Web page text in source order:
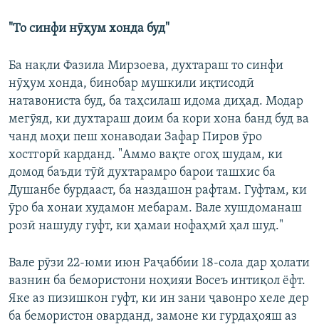
"То синфи нӯҳум хонда буд"
Ба нақли Фазила Мирзоева, духтараш то синфи
нӯҳум хонда, бинобар мушкили иқтисодӣ
натавониста буд, ба таҳсилаш идома диҳад. Модар
мегӯяд, ки духтараш доим ба кори хона банд буд ва
чанд моҳи пеш хонаводаи Зафар Пиров ӯро
хостгорӣ карданд. "Аммо вақте огоҳ шудам, ки
домод баъди тӯй духтарамро барои ташхис ба
Душанбе бурдааст, ба наздашон рафтам. Гуфтам, ки
ӯро ба хонаи худамон мебарам. Вале хушдоманаш
розӣ нашуду гуфт, ки ҳамаи нофаҳмӣ ҳал шуд."
Вале рӯзи 22-юми июн Раҷаббии 18-сола дар ҳолати
вазнин ба бемористони ноҳияи Восеъ интиқол ёфт.
Яке аз пизишкон гуфт, ки ин зани ҷавонро хеле дер
ба бемористон оварданд, замоне ки гурдаҳояш аз